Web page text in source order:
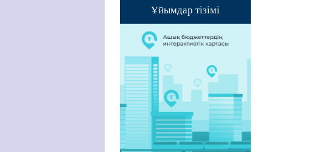
Ұйымдар тізімі